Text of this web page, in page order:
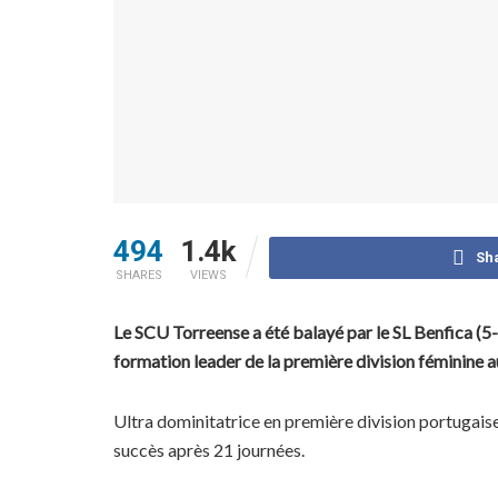
494
SHARES
1.4k
VIEWS
Le SCU Torreense a été balayé par le SL Benfica
formation leader de la première division féminine
Ultra dominitatrice en première division
succès après 21 journées.